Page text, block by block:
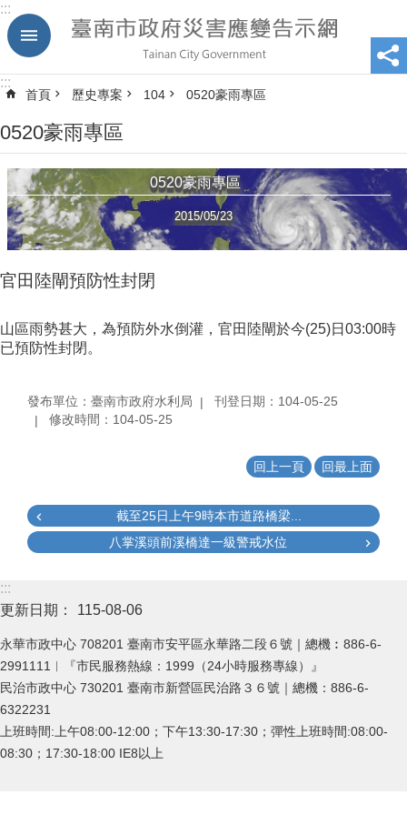
跳到主要內容區塊
:::
:::
首頁 歷史專案 104 0520豪雨專區
0520豪雨專區
0520豪雨專區
2015/05/23
官田陸閘預防性封閉
山區雨勢甚大，為預防外水倒灌，官田陸閘於今(25)日03:00時
已預防性封閉。
發布單位：臺南市政府水利局
刊登日期：104-05-25
修改時間：104-05-25
回上一頁 回最上面
截至25日上午9時本市道路橋梁...
八掌溪頭前溪橋達一級警戒水位
:::
更新日期：
115-08-06
永華市政中心 708201 臺南市安平區永華路二段６號｜總機︰886-6-
2991111︱『市民服務熱線：1999（24小時服務專線）』
民治市政中心 730201 臺南市新營區民治路３６號｜總機：886-6-
6322231
上班時間:上午08:00-12:00；下午13:30-17:30；彈性上班時間:08:00-
08:30；17:30-18:00 IE8以上